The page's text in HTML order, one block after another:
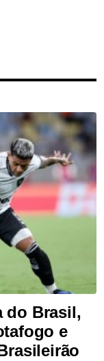
do Brasil,
e